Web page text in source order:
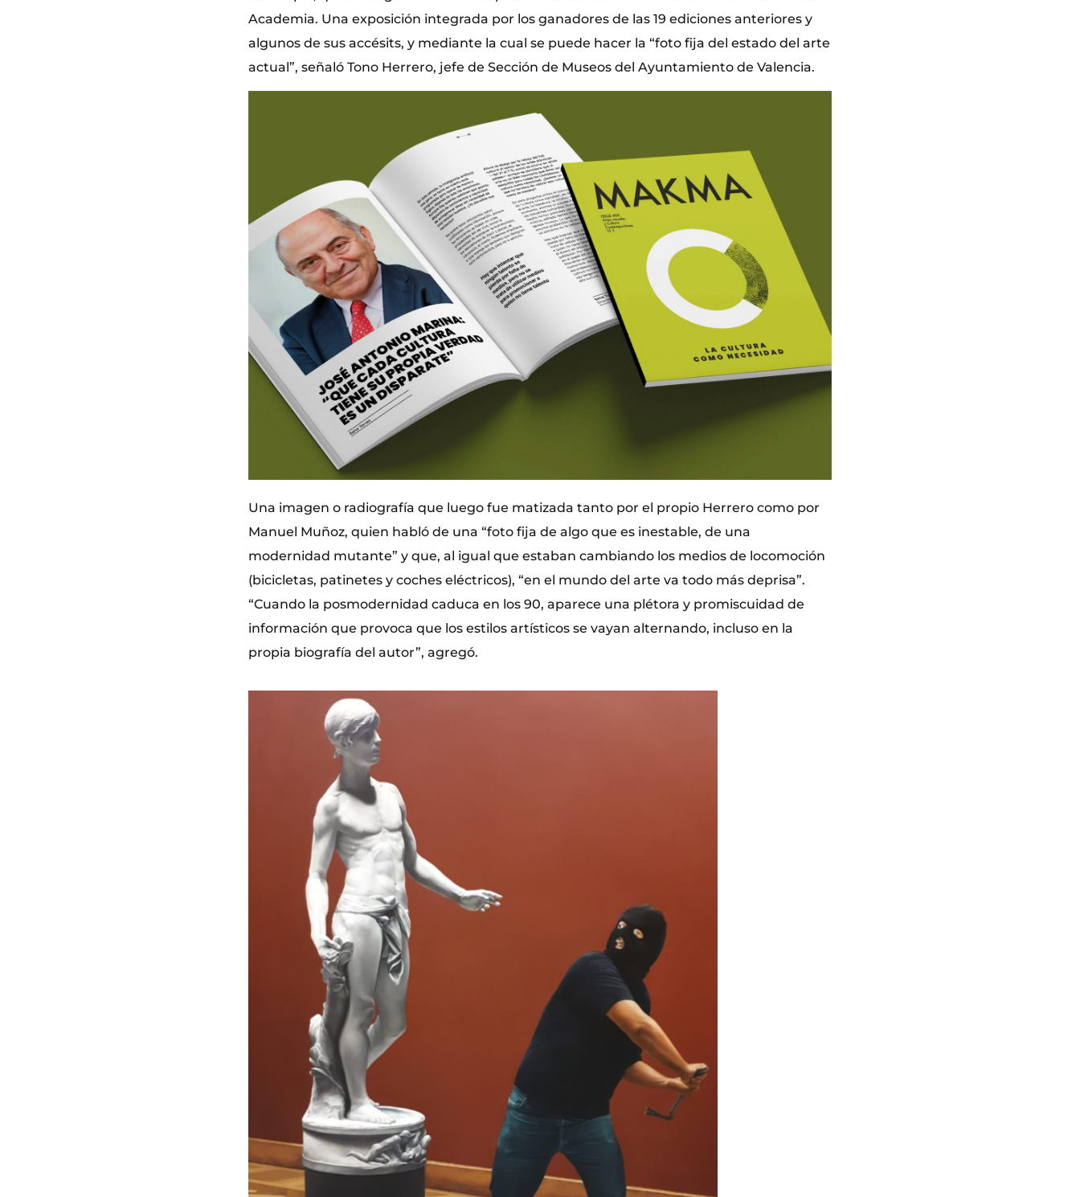
Academia. Una exposición integrada por los ganadores de las 19 ediciones anteriores y
algunos de sus accésits, y mediante la cual se puede hacer la “foto fija del estado del arte
actual”, señaló Tono Herrero, jefe de Sección de Museos del Ayuntamiento de Valencia.
Una imagen o radiografía que luego fue matizada tanto por el propio Herrero como por
Manuel Muñoz, quien habló de una “foto fija de algo que es inestable, de una
modernidad mutante” y que, al igual que estaban cambiando los medios de locomoción
(bicicletas, patinetes y coches eléctricos), “en el mundo del arte va todo más deprisa”.
“Cuando la posmodernidad caduca en los 90, aparece una plétora y promiscuidad de
información que provoca que los estilos artísticos se vayan alternando, incluso en la
propia biografía del autor”, agregó.